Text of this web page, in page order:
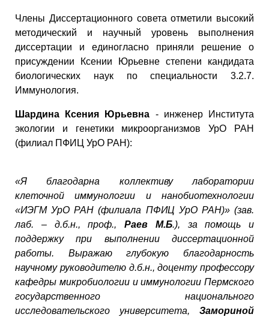
Члены Диссертационного совета отметили высокий
методический и научный уровень выполнения
диссертации и единогласно приняли решение о
присуждении Ксении Юрьевне степени кандидата
биологических наук по специальности 3.2.7.
Иммунология.
Шардина Ксения Юрьевна - инженер Института
экологии и генетики микроорганизмов УрО РАН
(филиал ПФИЦ УрО РАН):
«Я благодарна коллективу лаборатории
клеточной иммунологии и нанобиотехнологии
«ИЭГМ УрО РАН (филиала ПФИЦ УрО РАН)» (зав.
лаб. – д.б.н., проф., Раев М.Б.), за помощь и
поддержку при выполнении диссертационной
работы. Выражаю глубокую благодарность
научному руководителю д.б.н., доценту профессору
кафедры микробиологии и иммунологии Пермского
государственного национального
исследовательского университета, Замориной